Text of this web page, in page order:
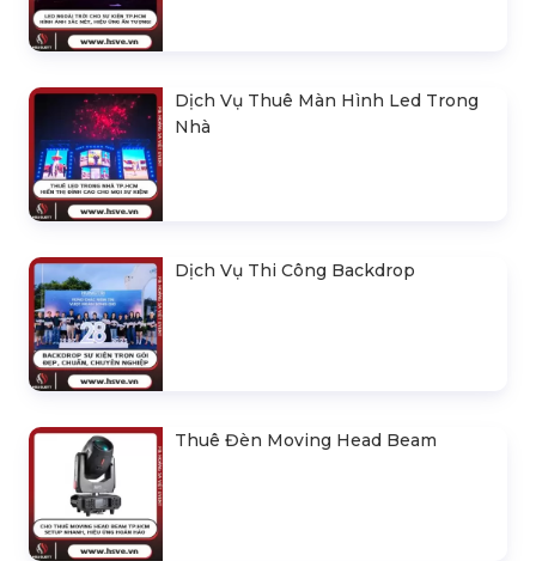
Dịch Vụ Thuê Màn Hình Led Trong
Nhà
Dịch Vụ Thi Công Backdrop
Thuê Đèn Moving Head Beam